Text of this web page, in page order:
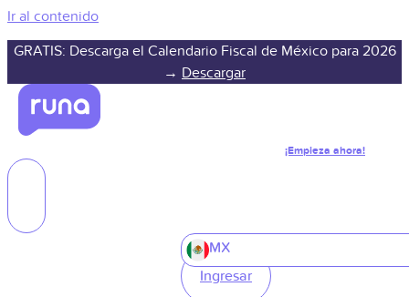
Ir al contenido
GRATIS: Descarga el Calendario Fiscal de México para 2026
→ Descargar
¡Empieza ahora!
MX
Ingresar